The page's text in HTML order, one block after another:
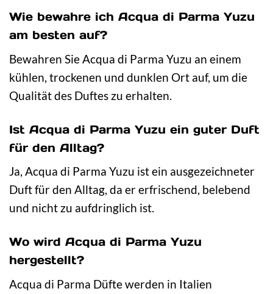
Wie bewahre ich Acqua di Parma Yuzu
am besten auf?
Bewahren Sie Acqua di Parma Yuzu an einem
kühlen, trockenen und dunklen Ort auf, um die
Qualität des Duftes zu erhalten.
Ist Acqua di Parma Yuzu ein guter Duft
für den Alltag?
Ja, Acqua di Parma Yuzu ist ein ausgezeichneter
Duft für den Alltag, da er erfrischend, belebend
und nicht zu aufdringlich ist.
Wo wird Acqua di Parma Yuzu
hergestellt?
Acqua di Parma Düfte werden in Italien